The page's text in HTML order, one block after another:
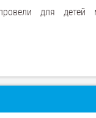
для детей